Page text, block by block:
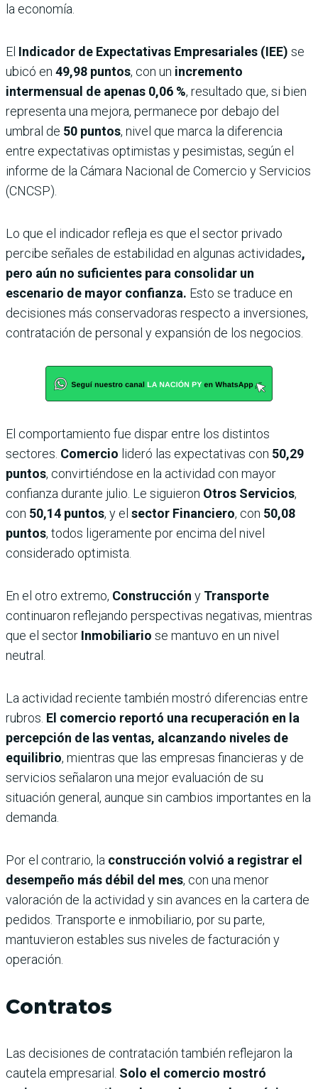
la economía.
El Indicador de Expectativas Empresariales (IEE) se
ubicó en 49,98 puntos, con un incremento
intermensual de apenas 0,06 %, resultado que, si bien
representa una mejora, permanece por debajo del
umbral de 50 puntos, nivel que marca la diferencia
entre expectativas optimistas y pesimistas, según el
informe de la Cámara Nacional de Comercio y Servicios
(CNCSP).
Lo que el indicador refleja es que el sector privado
percibe señales de estabilidad en algunas actividades,
pero aún no suficientes para consolidar un
escenario de mayor confianza. Esto se traduce en
decisiones más conservadoras respecto a inversiones,
contratación de personal y expansión de los negocios.
El comportamiento fue dispar entre los distintos
sectores. Comercio lideró las expectativas con 50,29
puntos, convirtiéndose en la actividad con mayor
confianza durante julio. Le siguieron Otros Servicios,
con 50,14 puntos, y el sector Financiero, con 50,08
puntos, todos ligeramente por encima del nivel
considerado optimista.
En el otro extremo, Construcción y Transporte
continuaron reflejando perspectivas negativas, mientras
que el sector Inmobiliario se mantuvo en un nivel
neutral.
La actividad reciente también mostró diferencias entre
rubros. El comercio reportó una recuperación en la
percepción de las ventas, alcanzando niveles de
equilibrio, mientras que las empresas financieras y de
servicios señalaron una mejor evaluación de su
situación general, aunque sin cambios importantes en la
demanda.
Por el contrario, la construcción volvió a registrar el
desempeño más débil del mes, con una menor
valoración de la actividad y sin avances en la cartera de
pedidos. Transporte e inmobiliario, por su parte,
mantuvieron estables sus niveles de facturación y
operación.
Contratos
Las decisiones de contratación también reflejaron la
cautela empresarial. Solo el comercio mostró